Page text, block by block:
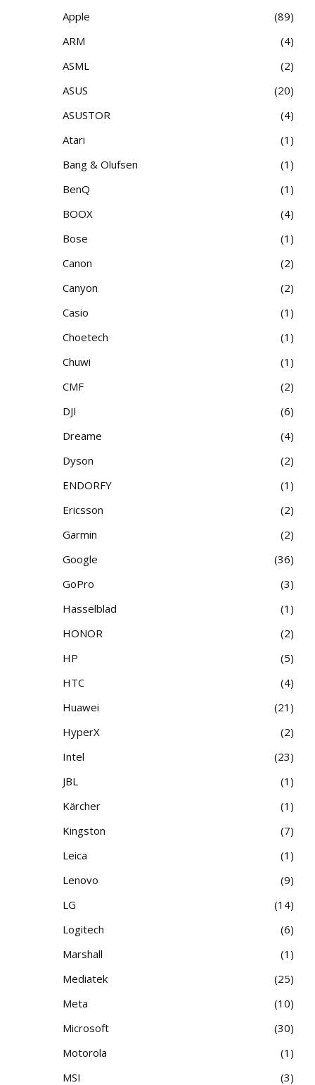
Apple
89
ARM
4
ASML
2
ASUS
20
ASUSTOR
4
Atari
1
Bang & Olufsen
1
BenQ
1
BOOX
4
Bose
1
Canon
2
Canyon
2
Casio
1
Choetech
1
Chuwi
1
CMF
2
DJI
6
Dreame
4
Dyson
2
ENDORFY
1
Ericsson
2
Garmin
2
Google
36
GoPro
3
Hasselblad
1
HONOR
2
HP
5
HTC
4
Huawei
21
HyperX
2
Intel
23
JBL
1
Kärcher
1
Kingston
7
Leica
1
Lenovo
9
LG
14
Logitech
6
Marshall
1
Mediatek
25
Meta
10
Microsoft
30
Motorola
1
MSI
3